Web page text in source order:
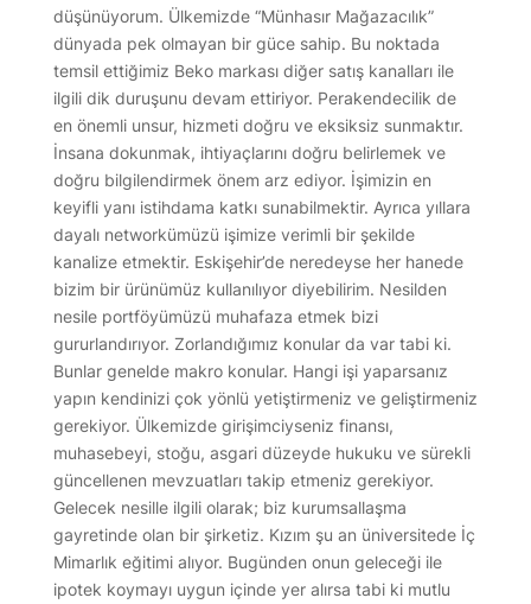
düşünüyorum. Ülkemizde “Münhasır Mağazacılık”
dünyada pek olmayan bir güce sahip. Bu noktada
temsil ettiğimiz Beko markası diğer satış kanalları ile
ilgili dik duruşunu devam ettiriyor. Perakendecilik de
en önemli unsur, hizmeti doğru ve eksiksiz sunmaktır.
İnsana dokunmak, ihtiyaçlarını doğru belirlemek ve
doğru bilgilendirmek önem arz ediyor. İşimizin en
keyifli yanı istihdama katkı sunabilmektir. Ayrıca yıllara
dayalı networkümüzü işimize verimli bir şekilde
kanalize etmektir. Eskişehir’de neredeyse her hanede
bizim bir ürünümüz kullanılıyor diyebilirim. Nesilden
nesile portföyümüzü muhafaza etmek bizi
gururlandırıyor. Zorlandığımız konular da var tabi ki.
Bunlar genelde makro konular. Hangi işi yaparsanız
yapın kendinizi çok yönlü yetiştirmeniz ve geliştirmeniz
gerekiyor. Ülkemizde girişimciyseniz finansı,
muhasebeyi, stoğu, asgari düzeyde hukuku ve sürekli
güncellenen mevzuatları takip etmeniz gerekiyor.
Gelecek nesille ilgili olarak; biz kurumsallaşma
gayretinde olan bir şirketiz. Kızım şu an üniversitede İç
Mimarlık eğitimi alıyor. Bugünden onun geleceği ile
ipotek koymayı uygun içinde yer alırsa tabi ki mutlu